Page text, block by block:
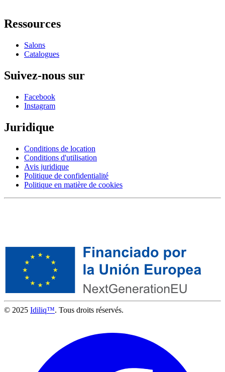
Ressources
Salons
Catalogues
Suivez-nous sur
Facebook
Instagram
Juridique
Conditions de location
Conditions d'utilisation
Avis juridique
Politique de confidentialité
Politique en matière de cookies
© 2025 Idiliq™. Tous droits réservés.